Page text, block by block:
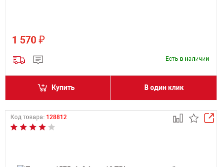
1 570 ₽
Есть в наличии
Купить В один клик
Код товара: 128812